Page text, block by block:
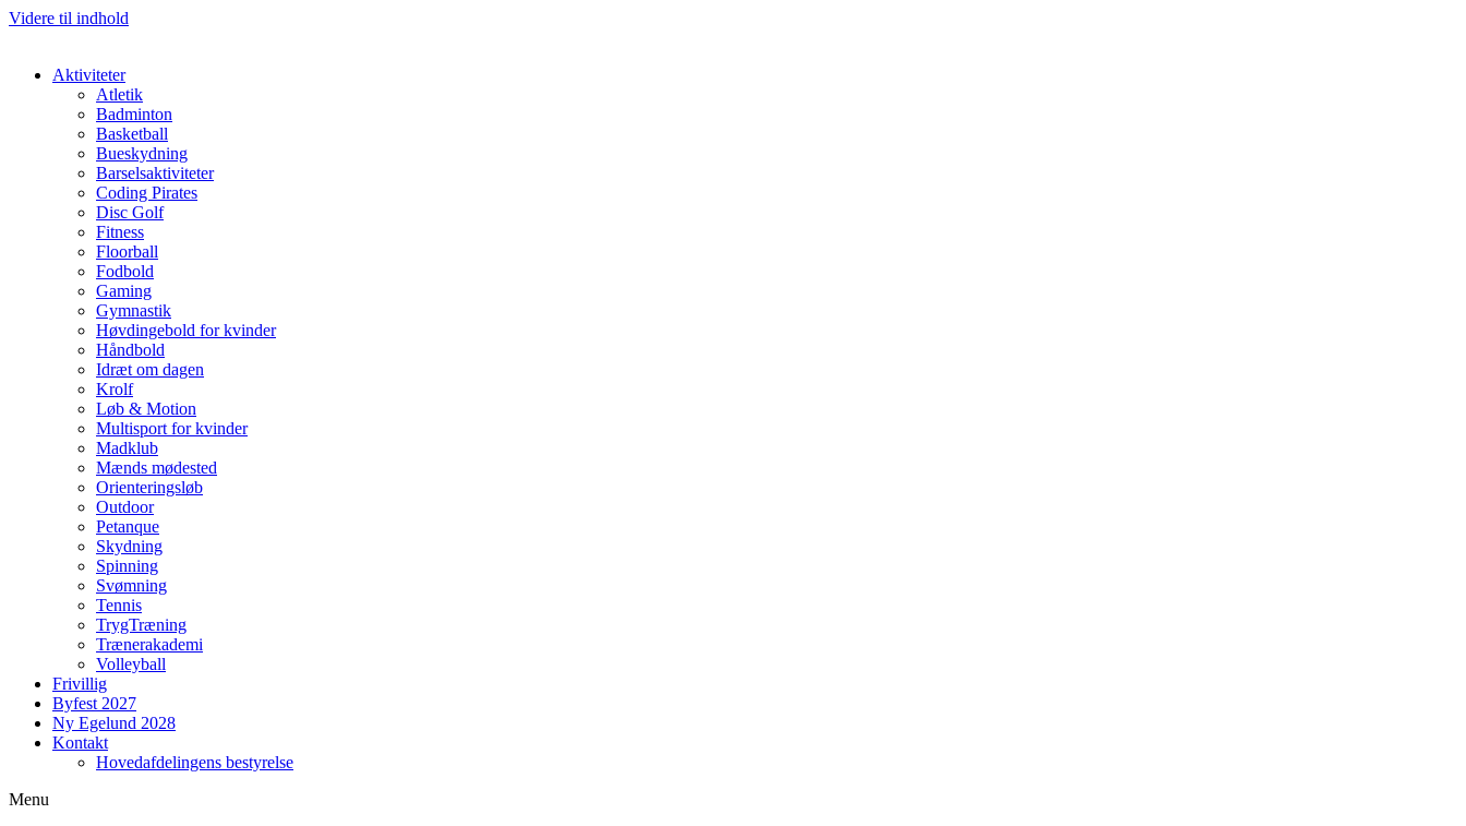
Videre til indhold
Aktiviteter
Atletik
Badminton
Basketball
Bueskydning
Barselsaktiviteter
Coding Pirates
Disc Golf
Fitness
Floorball
Fodbold
Gaming
Gymnastik
Høvdingebold for kvinder
Håndbold
Idræt om dagen
Krolf
Løb & Motion
Multisport for kvinder
Madklub
Mænds mødested
Orienteringsløb
Outdoor
Petanque
Skydning
Spinning
Svømning
Tennis
TrygTræning
Trænerakademi
Volleyball
Frivillig
Byfest 2027
Ny Egelund 2028
Kontakt
Hovedafdelingens bestyrelse
Menu